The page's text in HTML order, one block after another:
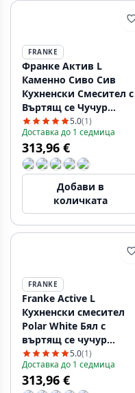
FRANKE
Франке Актив L
Каменно Сиво Сив
Кухненски Смесител с
Въртящ се Чучур
115.0653.374
5.0(1)
Доставка до 1 седмица
313,96 €
Добави в
количката
FRANKE
Franke Active L
Кухненски смесител
Polar White Бял с
въртящ се чучур
115.0653.376
5.0(1)
Доставка до 1 седмица
313,96 €